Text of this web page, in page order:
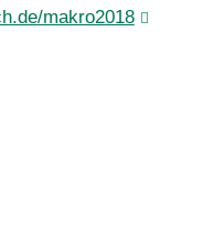
makro2018